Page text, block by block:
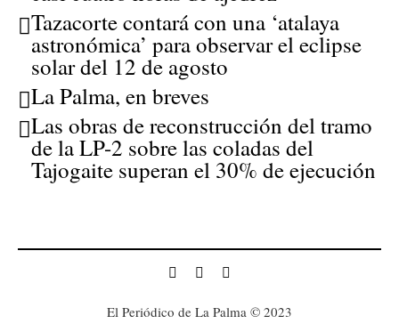
Tazacorte contará con una ‘atalaya
astronómica’ para observar el eclipse
solar del 12 de agosto
La Palma, en breves
Las obras de reconstrucción del tramo
de la LP-2 sobre las coladas del
Tajogaite superan el 30% de ejecución
El Periódico de La Palma © 2023